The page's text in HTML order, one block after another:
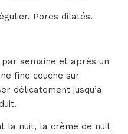
Pores dilatés.
semaine et après un
fine couche sur
délicatement jusqu’à
la nuit, la crème de nuit